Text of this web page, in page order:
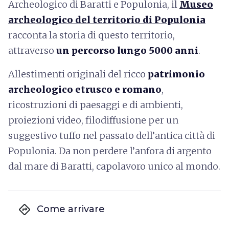
Archeologico di Baratti e Populonia, il Museo
archeologico del territorio di Populonia
racconta la storia di questo territorio,
attraverso un percorso lungo 5000 anni.
Allestimenti originali del ricco patrimonio
archeologico etrusco e romano,
ricostruzioni di paesaggi e di ambienti,
proiezioni video, filodiffusione per un
suggestivo tuffo nel passato dell’antica città di
Populonia. Da non perdere l’anfora di argento
dal mare di Baratti, capolavoro unico al mondo.
directions Come arrivare